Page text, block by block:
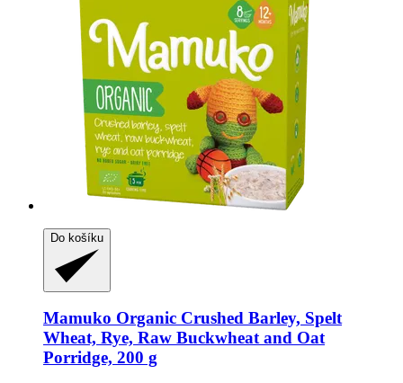
Do košíku
Mamuko Organic Crushed Barley, Spelt
Wheat, Rye, Raw Buckwheat and Oat
Porridge, 200 g